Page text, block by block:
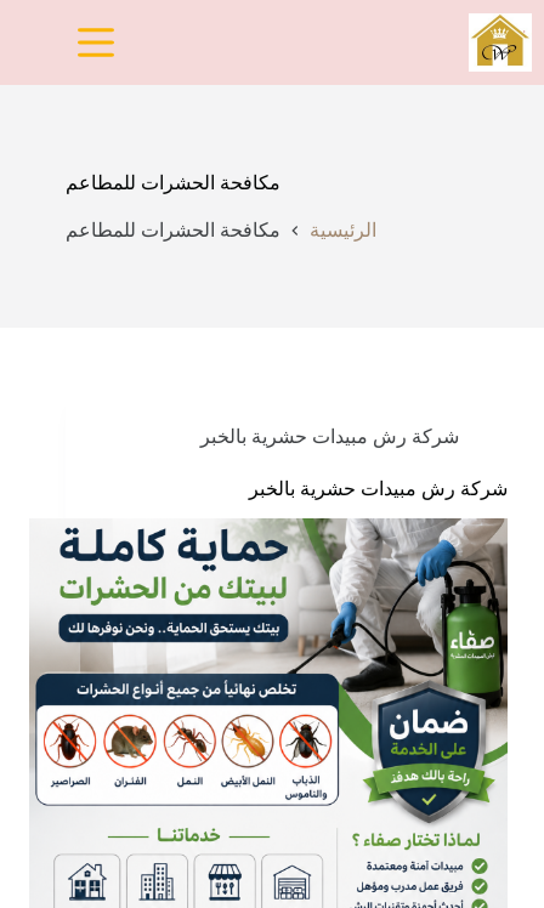
التجاوز
إلى
المحتوى
مكافحة الحشرات للمطاعم
الرئيسية مكافحة الحشرات للمطاعم
شركة رش مبيدات حشرية بالخبر
شركة رش مبيدات حشرية بالخبر